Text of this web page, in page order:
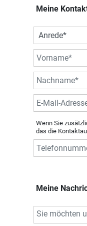
Meine
Wenn Sie
das die
Meine